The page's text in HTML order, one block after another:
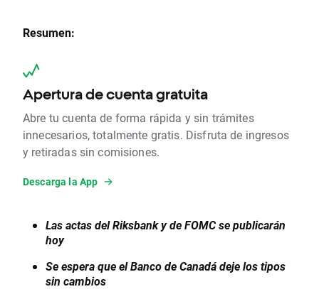
Resumen:
Apertura de cuenta gratuita
Abre tu cuenta de forma rápida y sin trámites
innecesarios, totalmente gratis. Disfruta de ingresos
y retiradas sin comisiones.
Descarga la App
Las actas del Riksbank y de FOMC se publicarán
hoy
Se espera que el Banco de Canadá deje los tipos
sin cambios